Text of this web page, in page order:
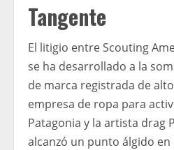
Tangente
El litigio entre Scouting
se ha desarrollado a la
de marca registrada de
empresa de ropa para
Patagonia y la artista drag
alcanzó un punto álgido en